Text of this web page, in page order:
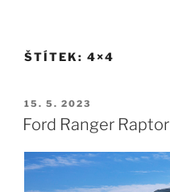
ŠTÍTEK: 4×4
15. 5. 2023
Ford Ranger Raptor